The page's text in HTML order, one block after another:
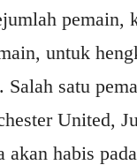
pemain,
untuk
satu
United,
akan habis